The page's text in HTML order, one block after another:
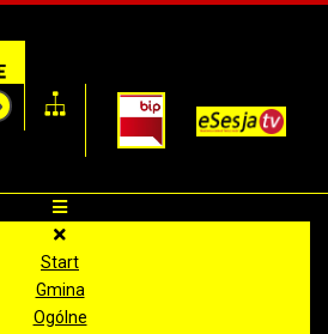
Start
Gmina
Ogólne